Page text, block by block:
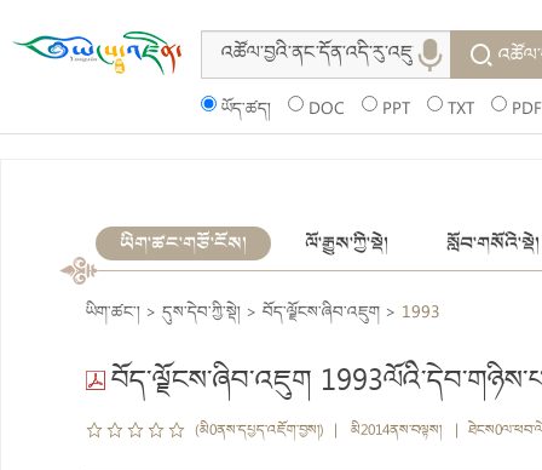
ཡོད་ཚད། DOC PPT TXT PDF
ཡིག་ཚང་གཙོ་ངོས། ལོ་རྒྱུས་ཀྱི་སྡེ། སློབ་གསོའི་སྡེ།
ཡིག་ཚང་། > དུས་དེབ་ཀྱི་སྡེ། > བོད་ལྗོངས་ཞིབ་འཇུག > 1993
བོད་ལྗོངས་ཞིབ་འཇུག
(མི0ནས་དཔྱད་འཇོག་བྱས།) | མི2014ནས་བལྟས། |